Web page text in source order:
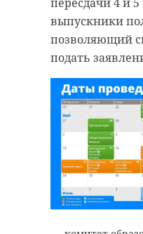
выпускники
позволяющий
подать